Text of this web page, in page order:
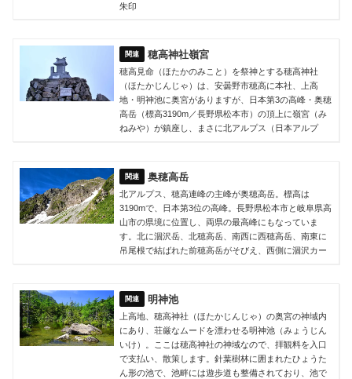
朱印
穂高神社嶺宮
穂高見命（ほたかのみこと）を祭神とする穂高神社
（ほたかじんじゃ）は、安曇野市穂高に本社、上高
地・明神池に奥宮がありますが、日本第3の高峰・奥穂
高岳（標高3190m／長野県松本市）の頂上に嶺宮（み
ねみや）が鎮座し、まさに北アルプス（日本アルプ
奥穂高岳
北アルプス、穂高連峰の主峰が奥穂高岳。標高は
3190mで、日本第3位の高峰。長野県松本市と岐阜県高
山市の県境に位置し、両県の最高峰にもなっていま
す。北に涸沢岳、北穂高岳、南西に西穂高岳、南東に
吊尾根で結ばれた前穂高岳がそびえ、西側に涸沢カー
明神池
上高地、穂高神社（ほたかじんじゃ）の奥宮の神域内
にあり、荘厳なムードを漂わせる明神池（みょうじん
いけ）。ここは穂高神社の神域なので、拝観料を入口
で支払い、散策します。針葉樹林に囲まれたひょうた
ん形の池で、池畔には遊歩道も整備されており、池で